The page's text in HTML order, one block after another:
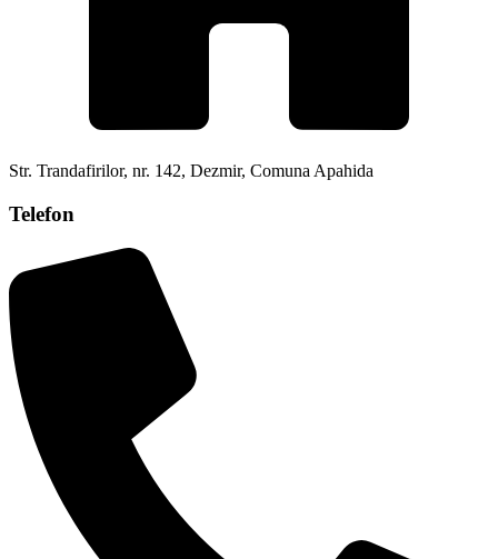
Str. Trandafirilor, nr. 142, Dezmir, Comuna Apahida
Telefon